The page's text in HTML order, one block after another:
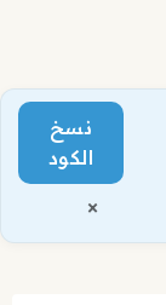
نسخ
الكود
×